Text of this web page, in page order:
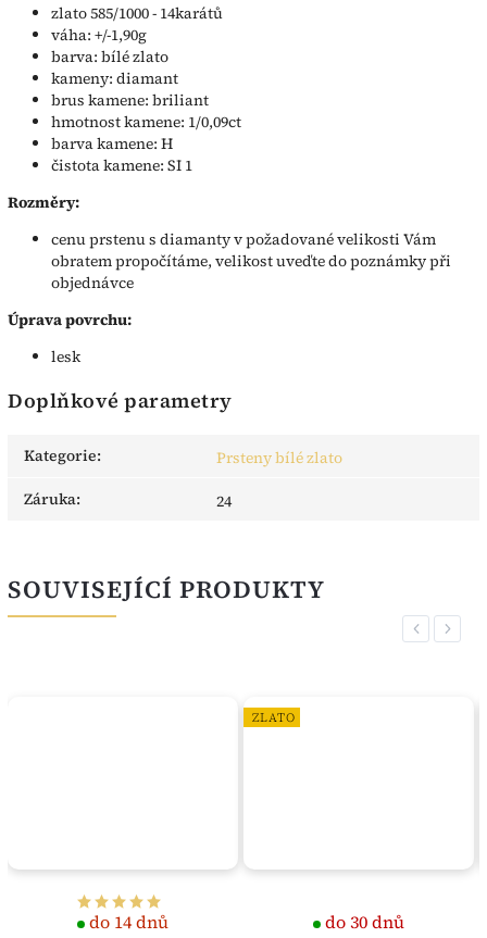
zlato 585/1000 - 14karátů
váha: +/-1,90g
barva: bílé zlato
kameny: diamant
brus kamene: briliant
hmotnost kamene: 1/0,09ct
barva kamene: H
čistota kamene: SI 1
Rozměry:
cenu prstenu s diamanty v požadované velikosti Vám
obratem propočítáme, velikost uveďte do poznámky při
objednávce
Úprava povrchu:
lesk
Doplňkové parametry
Kategorie:
Prsteny bílé zlato
Záruka: 24
SOUVISEJÍCÍ PRODUKTY
Previous
do 14 dnů
ZLATO
do 30 dnů
Next